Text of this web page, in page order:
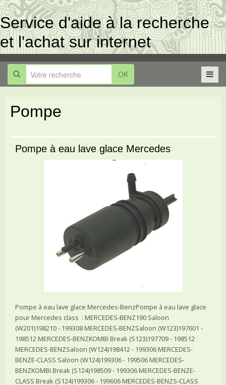
Service d'aide à la recherche
et l'achat sur internet
OK
Pompe
Pompe à eau lave glace Mercedes
Pompe à eau lave glace Mercedes-BenzPompe à eau lave glace
pour Mercedes class : MERCEDES-BENZ190 Saloon
(W201)198210 - 199308 MERCEDES-BENZSaloon (W123)197601 -
198512 MERCEDES-BENZKOMBI Break (S123)197709 - 198512
MERCEDES-BENZSaloon (W124)198412 - 199306 MERCEDES-
BENZE-CLASS Saloon (W124)199306 - 199506 MERCEDES-
BENZKOMBI Break (S124)198509 - 199306 MERCEDES-BENZE-
CLASS Break (S124)199306 - 199606 MERCEDES-BENZS-CLASS